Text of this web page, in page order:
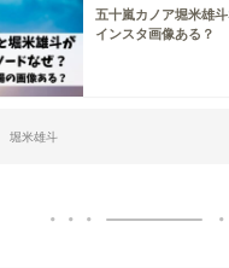
五十嵐カノア堀米雄
インスタ画像ある？
堀米雄斗